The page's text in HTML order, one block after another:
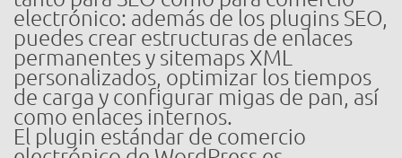
electrónico: además de los plugins SEO,
puedes crear estructuras de enlaces
permanentes y sitemaps XML
personalizados, optimizar los tiempos
de carga y configurar migas de pan, así
como enlaces internos.
El plugin estándar de comercio